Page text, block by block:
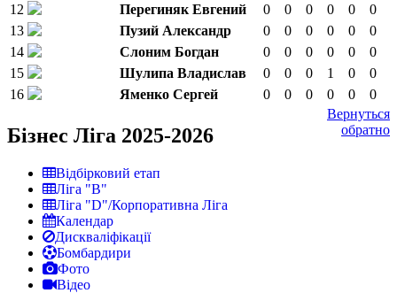
12
Перегиняк Евгений 0 0 0 0 0
0
13
Пузий Александр 0 0 0 0 0
0
14
Слоним Богдан 0 0 0 0 0
0
15
Шулипа Владислав 0 0 0 1 0
0
16
Яменко Сергей 0 0 0 0 0
0
Вернуться
обратно
Бізнес Ліга 2025-2026
Відбірковий етап
Ліга "В"
Ліга "D"/Корпоративна Ліга
Календар
Дискваліфікації
Бомбардири
Фото
Відео